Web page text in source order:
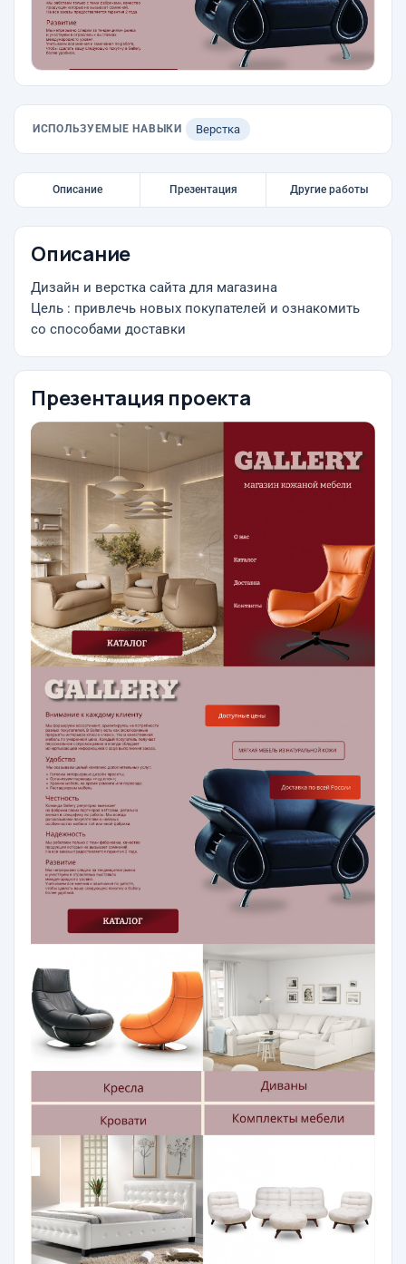
ИСПОЛЬЗУЕМЫЕ НАВЫКИ Верстка
Описание Презентация Другие работы
Описание
Дизайн и верстка сайта для магазина
Цель : привлечь новых покупателей и ознакомить
со способами доставки
Презентация проекта